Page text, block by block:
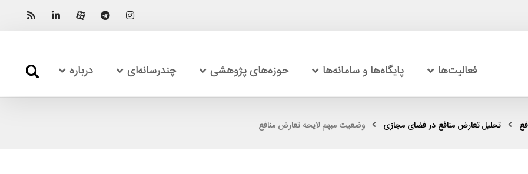
فعالیت‌ها پایگاه‌ها و سامانه‌ها حوزه‌های پژوهشی چندرسانه‌ای درباره
تحلیل تعارض منافع در فضای مجازی وضعیت مبهم لایحه تعارض منافع